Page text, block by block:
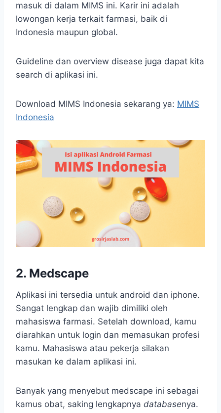
masuk di dalam MIMS ini. Karir ini adalah
lowongan kerja terkait farmasi, baik di
Indonesia maupun global.
Guideline dan overview disease juga dapat kita
search di aplikasi ini.
Download MIMS Indonesia sekarang ya: MIMS
Indonesia
2. Medscape
Aplikasi ini tersedia untuk android dan iphone.
Sangat lengkap dan wajib dimiliki oleh
mahasiswa farmasi. Setelah download, kamu
diarahkan untuk login dan memasukan profesi
kamu. Mahasiswa atau pekerja silakan
masukan ke dalam aplikasi ini.
Banyak yang menyebut medscape ini sebagai
kamus obat, saking lengkapnya databasenya.